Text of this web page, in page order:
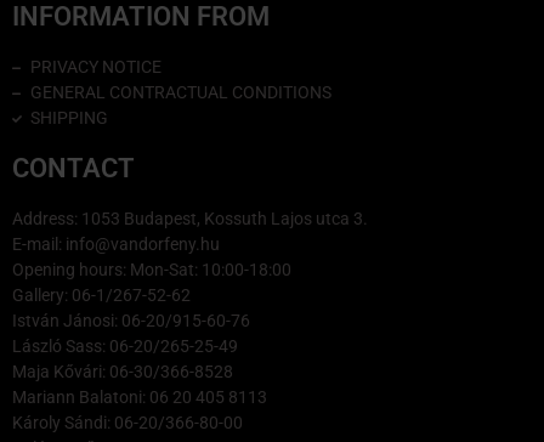
INFORMATION FROM
PRIVACY NOTICE
GENERAL CONTRACTUAL CONDITIONS
SHIPPING
CONTACT
Address: 1053 Budapest, Kossuth Lajos utca 3.
E-mail: info@vandorfeny.hu
Opening hours: Mon-Sat: 10:00-18:00
Gallery: 06-1/267-52-62
István Jánosi: 06-20/915-60-76
László Sass: 06-20/265-25-49
Maja Kővári: 06-30/366-8528
Mariann Balatoni: 06 20 405 8113
Károly Sándi: 06-20/366-80-00